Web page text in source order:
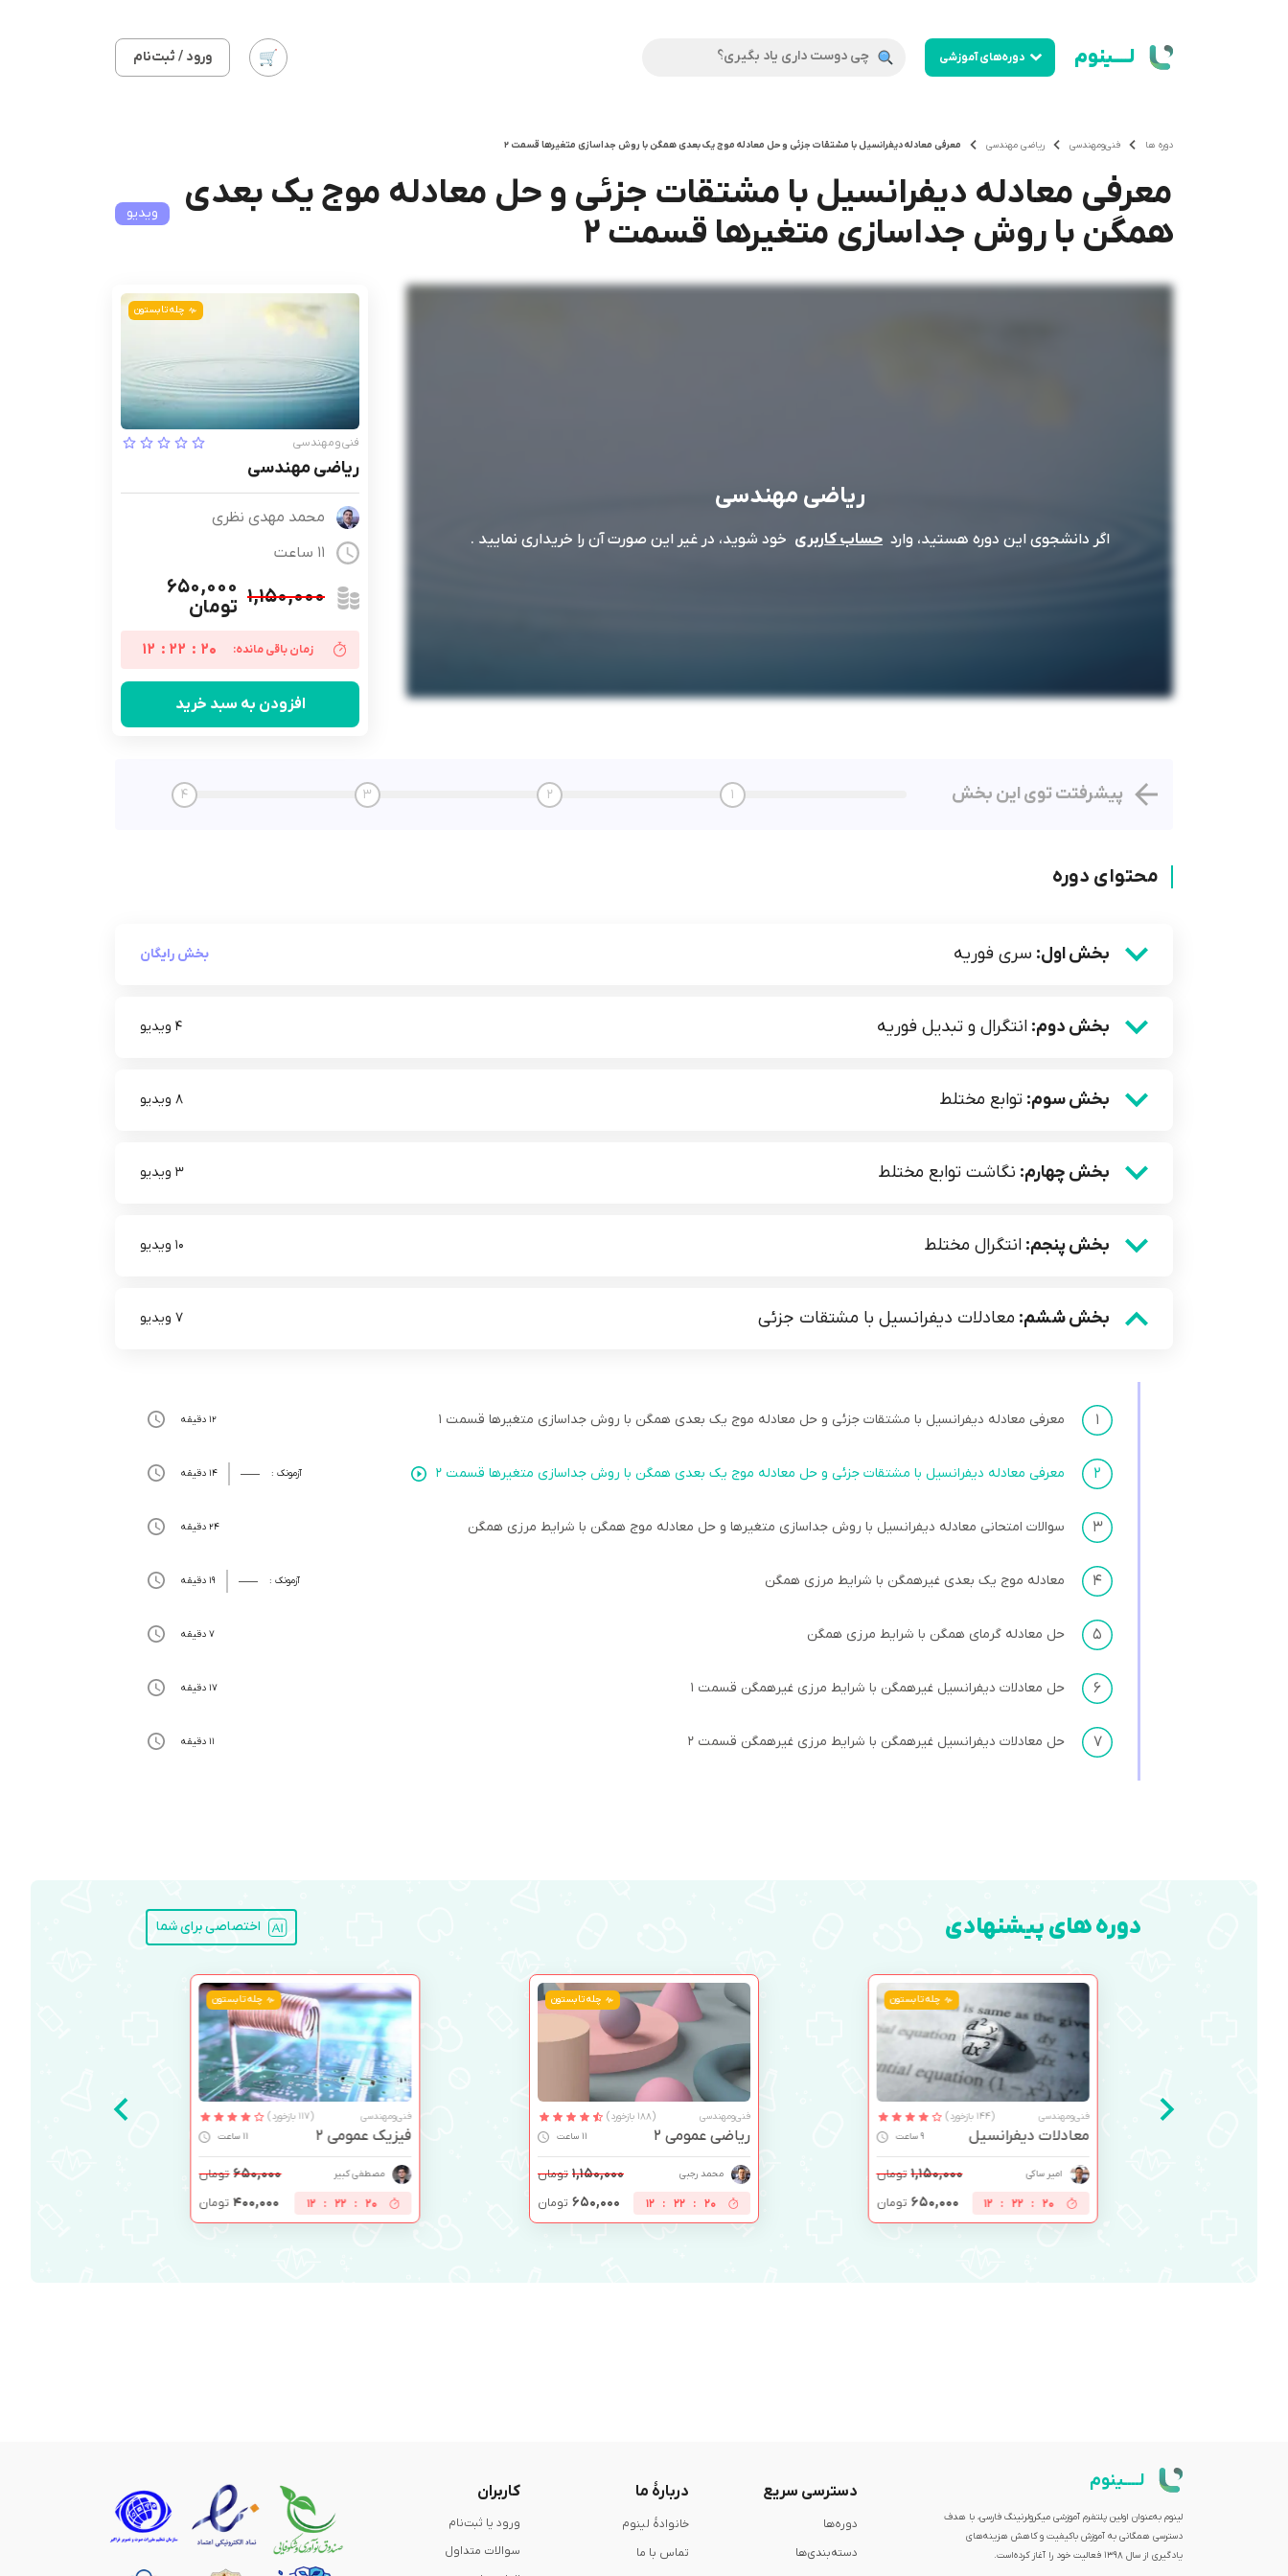
لــــینوم دوره‌های آموزشی ورود / ثبت‌نام
دوره ها فنی‌ومهندسی ریاضی مهندسی معرفی معادله دیفرانسیل با مشتقات جزئی و حل معادله موج یک بعدی همگن با روش جداسازی متغیرها قسمت 2
معرفی معادله دیفرانسیل با مشتقات جزئی و حل معادله موج یک بعدی
همگن با روش جداسازی متغیرها قسمت 2
ویدیو
ریاضی مهندسی
اگر دانشجوی این دوره هستید، وارد حساب کاربری خود شوید، در غیر این صورت آن را خریداری نمایید .
چله تابستون
فنی‌ومهندسی
ریاضی مهندسی
محمد مهدی نظری
11 ساعت
۱,۱۵۰,۰۰۰ ۶۵۰,۰۰۰
تومان
زمان باقی مانده: 19
:
22
:
12
افزودن به سبد خرید
پیشرفتت توی این بخش 1
2
3
4
محتوای دوره
بخش اول: سری فوریه بخش رایگان
بخش دوم: انتگرال و تبدیل فوریه 4 ویدیو
بخش سوم: توابع مختلط 8 ویدیو
بخش چهارم: نگاشت توابع مختلط 3 ویدیو
بخش پنجم: انتگرال مختلط 10 ویدیو
بخش ششم: معادلات دیفرانسیل با مشتقات جزئی 7 ویدیو
۱ معرفی معادله دیفرانسیل با مشتقات جزئی و حل معادله موج یک بعدی همگن با روش جداسازی متغیرها قسمت 1 12 دقیقه
۲ معرفی معادله دیفرانسیل با مشتقات جزئی و حل معادله موج یک بعدی همگن با روش جداسازی متغیرها قسمت 2 آزمونک : 14 دقیقه
۳ سوالات امتحانی معادله دیفرانسیل با روش جداسازی متغیرها و حل معادله موج همگن با شرایط مرزی همگن 24 دقیقه
۴ معادله موج یک بعدی غیرهمگن با شرایط مرزی همگن آزمونک : 19 دقیقه
۵ حل معادله گرمای همگن با شرایط مرزی همگن 7 دقیقه
۶ حل معادلات دیفرانسیل غيرهمگن با شرایط مرزی غیرهمگن قسمت 1 17 دقیقه
۷ حل معادلات دیفرانسیل غيرهمگن با شرایط مرزی غیرهمگن قسمت 2 11 دقیقه
دوره های پیشنهادی اختصاصی برای شما
چله تابستون
فنی‌ومهندسی (144 بازخورد)
معادلات دیفرانسیل 9 ساعت
امیر ساکی ۱,۱۵۰,۰۰۰ تومان
19
:
22
:
12 ۶۵۰,۰۰۰ تومان
چله تابستون
فنی‌ومهندسی (188 بازخورد)
ریاضی عمومی 2 11 ساعت
محمد رجبی ۱,۱۵۰,۰۰۰ تومان
19
:
22
:
12 ۶۵۰,۰۰۰ تومان
چله تابستون
فنی‌ومهندسی (117 بازخورد)
فیزیک عمومی 2 11 ساعت
مصطفی کبیر ۶۵۰,۰۰۰ تومان
19
:
22
:
12 ۴۰۰,۰۰۰ تومان
لــــینوم
لینوم به‌عنوان اولین پلتفرم آموزشی میکرولرنینگ فارسی، با هدف
دسترسی همگانی به آموزش باکیفیت و کاهش هزینه‌های
یادگیری از سال 1398 فعالیت خود را آغاز کرده‌است.
دسترسی سریع
دوره‌ها
دسته‌بندی‌ها
دربارۀ ما
خانوادۀ لینوم
تماس با ما
کاربران
ورود یا ثبت‌نام
سوالات متداول